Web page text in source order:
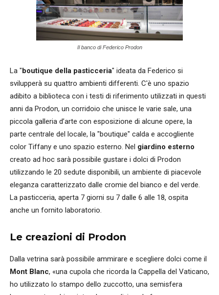
Il banco di Federico Prodon
La "boutique della pasticceria" ideata da Federico si
svilupperà su quattro ambienti differenti. C'è uno spazio
adibito a biblioteca con i testi di riferimento utilizzati in questi
anni da Prodon, un corridoio che unisce le varie sale, una
piccola galleria d’arte con esposizione di alcune opere, la
parte centrale del locale, la "boutique" calda e accogliente
color Tiffany e uno spazio esterno. Nel giardino esterno
creato ad hoc sarà possibile gustare i dolci di Prodon
utilizzando le 20 sedute disponibili, un ambiente di piacevole
eleganza caratterizzato dalle cromie del bianco e del verde.
La pasticceria, aperta 7 giorni su 7 dalle 6 alle 18, ospita
anche un fornito laboratorio.
Le creazioni di Prodon
Dalla vetrina sarà possibile ammirare e scegliere dolci come il
Mont Blanc, «una cupola che ricorda la Cappella del Vaticano,
ho utilizzato lo stampo dello zuccotto, una semisfera